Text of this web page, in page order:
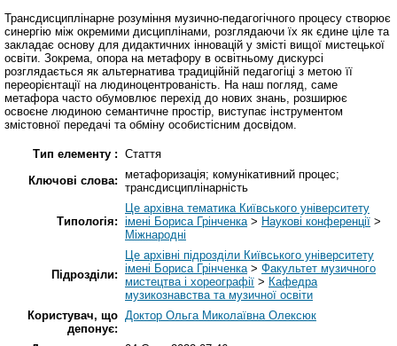
Трансдисциплінарне розуміння музично-педагогічного процесу створює
синергію між окремими дисциплінами, розглядаючи їх як єдине ціле та
закладає основу для дидактичних інновацій у змісті вищої мистецької
освіти. Зокрема, опора на метафору в освітньому дискурсі
розглядається як альтернатива традиційній педагогіці з метою її
переорієнтації на людиноцентрованість. На наш погляд, саме
метафора часто обумовлює перехід до нових знань, розширює
освоєне людиною семантичне простір, виступає інструментом
змістовної передачі та обміну особистісним досвідом.
Тип елементу : Стаття
Ключові слова: метафоризація; комунікативний процес;
трансдисциплінарність
Типологія:
Це архівна тематика Київського університету
імені Бориса Грінченка> Наукові конференції >
Міжнародні
Підрозділи:
Це архівні підрозділи Київського університету
імені Бориса Грінченка> Факультет музичного
мистецтва і хореографії > Кафедра
музикознавства та музичної освіти
Користувач, що
депонує:
Доктор Ольга Миколаївна Олексюк